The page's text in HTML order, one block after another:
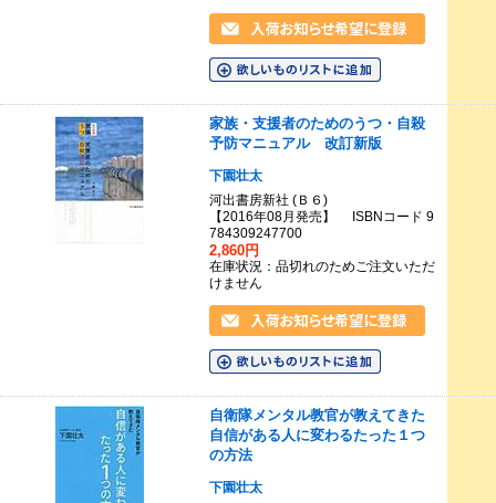
家族・支援者のためのうつ・自殺
予防マニュアル 改訂新版
下園壮太
河出書房新社 (Ｂ６)
【2016年08月発売】 ISBNコード 9
784309247700
2,860円
在庫状況：品切れのためご注文いただ
けません
自衛隊メンタル教官が教えてきた
自信がある人に変わるたった１つ
の方法
下園壮太